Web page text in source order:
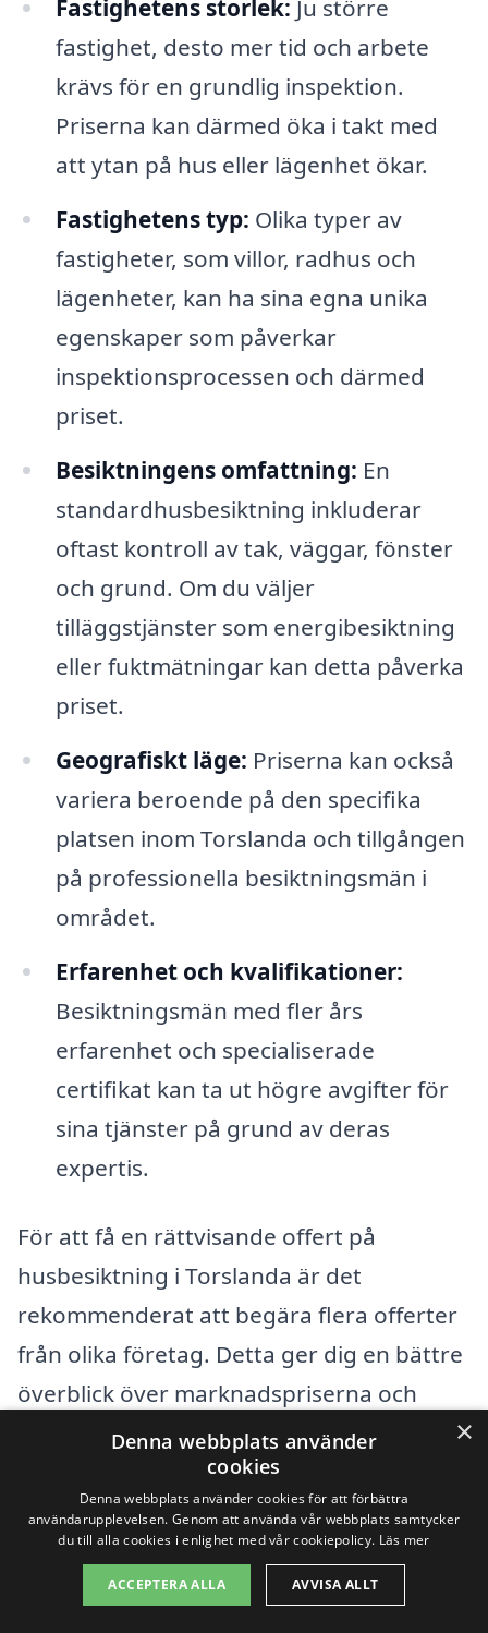
Fastighetens storlek: Ju större
fastighet, desto mer tid och arbete
krävs för en grundlig inspektion.
Priserna kan därmed öka i takt med
att ytan på hus eller lägenhet ökar.
Fastighetens typ: Olika typer av
fastigheter, som villor, radhus och
lägenheter, kan ha sina egna unika
egenskaper som påverkar
inspektionsprocessen och därmed
priset.
Besiktningens omfattning: En
standardhusbesiktning inkluderar
oftast kontroll av tak, väggar, fönster
och grund. Om du väljer
tilläggstjänster som energibesiktning
eller fuktmätningar kan detta påverka
priset.
Geografiskt läge: Priserna kan också
variera beroende på den specifika
platsen inom Torslanda och tillgången
på professionella besiktningsmän i
området.
Erfarenhet och kvalifikationer:
Besiktningsmän med fler års
erfarenhet och specialiserade
certifikat kan ta ut högre avgifter för
sina tjänster på grund av deras
expertis.
För att få en rättvisande offert på
husbesiktning i Torslanda är det
rekommenderat att begära flera offerter
från olika företag. Detta ger dig en bättre
överblick över marknadspriserna och
hjälper dig att göra en informerad beslut.
Genom vår plattform kan du enkelt
jämföra priser och tjänster från olika
besiktningsföretag i ditt område. När du
väljer en besiktningsman, titta inte bara
×
Denna webbplats använder
cookies
Denna webbplats använder cookies för att förbättra
användarupplevelsen. Genom att använda vår webbplats samtycker
du till alla cookies i enlighet med vår cookiepolicy. Läs mer
ACCEPTERA ALLA AVVISA ALLT